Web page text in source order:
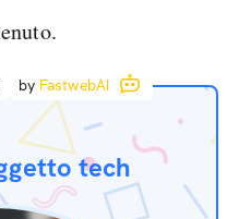
by FastwebAI
tech